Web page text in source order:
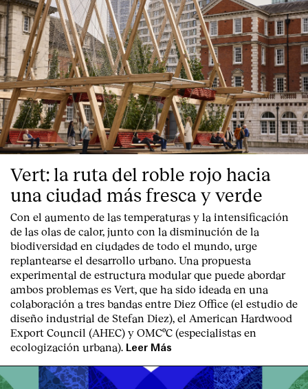
Index
Vert: la ruta del roble rojo hacia
una ciudad más fresca y verde
Con el aumento de las temperaturas y la intensificación
de las olas de calor, junto con la disminución de la
biodiversidad en ciudades de todo el mundo, urge
replantearse el desarrollo urbano. Una propuesta
experimental de estructura modular que puede abordar
ambos problemas es Vert, que ha sido ideada en una
colaboración a tres bandas entre Diez Office (el estudio de
diseño industrial de Stefan Diez), el American Hardwood
Export Council (AHEC) y OMCºC (especialistas en
ecologización urbana). Leer Más